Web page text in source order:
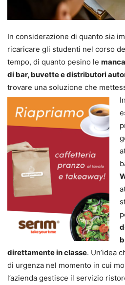
In considerazione di quanto sia
ricaricare gli studenti nel corso
tempo, di quanto pesino le
di bar, buvette e distributori
trovare una soluzione che
direttamente in classe. Un’idea
di urgenza nel momento in cui
l’azienda gestisce il servizio